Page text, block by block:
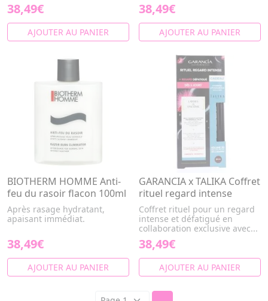
38,49€
AJOUTER AU PANIER
38,49€
AJOUTER AU PANIER
BIOTHERM HOMME Anti-
feu du rasoir flacon 100ml
Après rasage hydratant,
apaisant immédiat.
38,49€
AJOUTER AU PANIER
GARANCIA x TALIKA Coffret
rituel regard intense
Coffret rituel pour un regard
intense et défatigué en
collaboration exclusive avec...
38,49€
AJOUTER AU PANIER